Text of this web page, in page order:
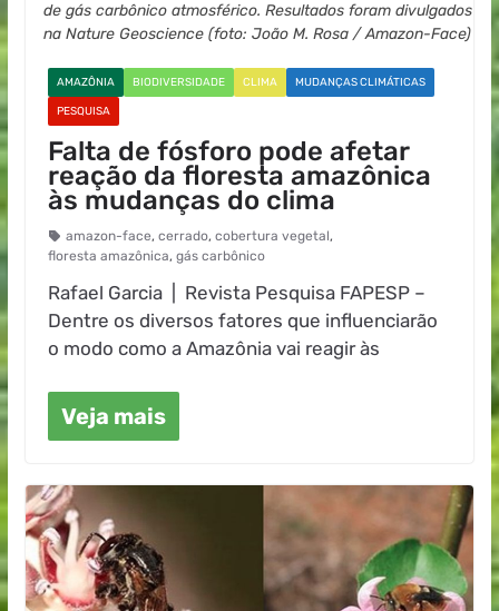
de gás carbônico atmosférico. Resultados foram divulgados
na Nature Geoscience (foto: João M. Rosa / Amazon-Face)
AMAZÔNIA BIODIVERSIDADE CLIMA MUDANÇAS CLIMÁTICAS
PESQUISA
Falta de fósforo pode afetar
reação da floresta amazônica
às mudanças do clima
amazon-face, cerrado, cobertura vegetal,
floresta amazônica, gás carbônico
Rafael Garcia | Revista Pesquisa FAPESP –
Dentre os diversos fatores que influenciarão
o modo como a Amazônia vai reagir às
Veja mais